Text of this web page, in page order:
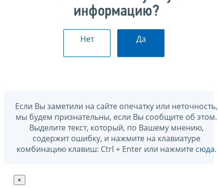
информацию?
Нет Да
Если Вы заметили на сайте опечатку или неточность,
мы будем признательны, если Вы сообщите об этом.
Выделите текст, который, по Вашему мнению,
содержит ошибку, и нажмите на клавиатуре
комбинацию клавиш: Ctrl + Enter или нажмите сюда.
×